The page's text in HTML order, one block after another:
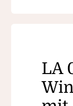
LA